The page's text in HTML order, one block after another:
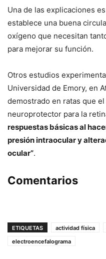
Una de las explicaciones
establece una buena
oxígeno que necesitan
para mejorar su función.
Otros estudios
Universidad de Emory, en
demostrado en ratas que
neuroprotector para la
respuestas básicas al
presión intraocular y
ocular”.
Comentarios
ETIQUETAS actividad física
electroencefalograma